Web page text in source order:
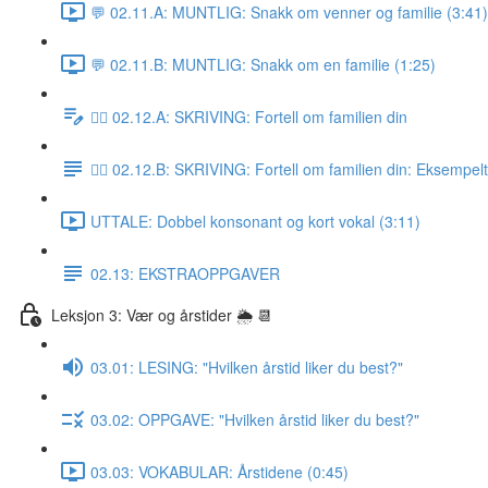
💬 02.11.A: MUNTLIG: Snakk om venner og familie (3:41)
💬 02.11.B: MUNTLIG: Snakk om en familie (1:25)
✍🏼 02.12.A: SKRIVING: Fortell om familien din
✍🏼 02.12.B: SKRIVING: Fortell om familien din:
UTTALE: Dobbel konsonant og kort vokal (3:11)
02.13: EKSTRAOPPGAVER
Leksjon 3: Vær og årstider 🌦 📆
03.01: LESING: "Hvilken årstid liker du best?"
03.02: OPPGAVE: "Hvilken årstid liker du best?"
03.03: VOKABULAR: Årstidene (0:45)